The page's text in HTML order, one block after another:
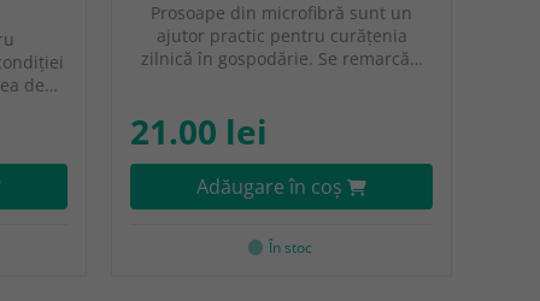
de…
Prosoape din microfibră sunt un
ajutor practic pentru curățenia
zilnică în gospodărie. Se remarcă…
21.00 lei
Adăugare în coş
În stoc